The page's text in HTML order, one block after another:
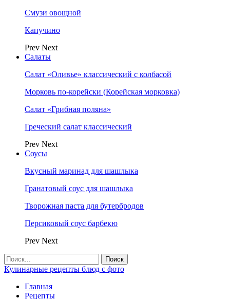
Смузи овощной
Капучино
Prev Next
Салаты
Салат «Оливье» классический с колбасой
Морковь по-корейски (Корейская морковка)
Салат «Грибная поляна»
Греческий салат классический
Prev Next
Соусы
Вкусный маринад для шашлыка
Гранатовый соус для шашлыка
Творожная паста для бутербродов
Персиковый соус барбекю
Prev Next
Кулинарные рецепты блюд с фото
Главная
Рецепты